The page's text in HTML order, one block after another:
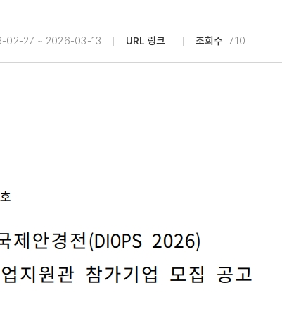
02-27 ~ 2026-03-13 URL 링크 조회수 710